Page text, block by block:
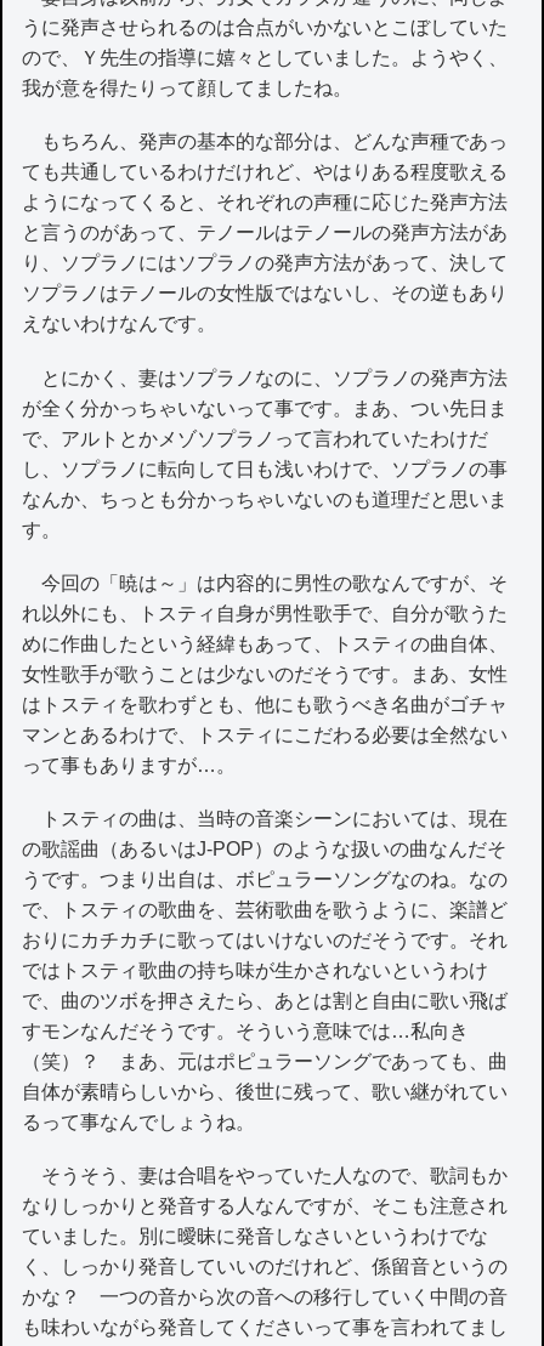
うに発声させられるのは合点がいかないとこぼしていた
ので、Ｙ先生の指導に嬉々としていました。ようやく、
我が意を得たりって顔してましたね。
もちろん、発声の基本的な部分は、どんな声種であっ
ても共通しているわけだけれど、やはりある程度歌える
ようになってくると、それぞれの声種に応じた発声方法
と言うのがあって、テノールはテノールの発声方法があ
り、ソプラノにはソプラノの発声方法があって、決して
ソプラノはテノールの女性版ではないし、その逆もあり
えないわけなんです。
とにかく、妻はソプラノなのに、ソプラノの発声方法
が全く分かっちゃいないって事です。まあ、つい先日ま
で、アルトとかメゾソプラノって言われていたわけだ
し、ソプラノに転向して日も浅いわけで、ソプラノの事
なんか、ちっとも分かっちゃいないのも道理だと思いま
す。
今回の「暁は～」は内容的に男性の歌なんですが、そ
れ以外にも、トスティ自身が男性歌手で、自分が歌うた
めに作曲したという経緯もあって、トスティの曲自体、
女性歌手が歌うことは少ないのだそうです。まあ、女性
はトスティを歌わずとも、他にも歌うべき名曲がゴチャ
マンとあるわけで、トスティにこだわる必要は全然ない
って事もありますが…。
トスティの曲は、当時の音楽シーンにおいては、現在
の歌謡曲（あるいはJ-POP）のような扱いの曲なんだそ
うです。つまり出自は、ボピュラーソングなのね。なの
で、トスティの歌曲を、芸術歌曲を歌うように、楽譜ど
おりにカチカチに歌ってはいけないのだそうです。それ
ではトスティ歌曲の持ち味が生かされないというわけ
で、曲のツボを押さえたら、あとは割と自由に歌い飛ば
すモンなんだそうです。そういう意味では…私向き
（笑）？ まあ、元はポピュラーソングであっても、曲
自体が素晴らしいから、後世に残って、歌い継がれてい
るって事なんでしょうね。
そうそう、妻は合唱をやっていた人なので、歌詞もか
なりしっかりと発音する人なんですが、そこも注意され
ていました。別に曖昧に発音しなさいというわけでな
く、しっかり発音していいのだけれど、係留音というの
かな？ 一つの音から次の音への移行していく中間の音
も味わいながら発音してくださいって事を言われてまし